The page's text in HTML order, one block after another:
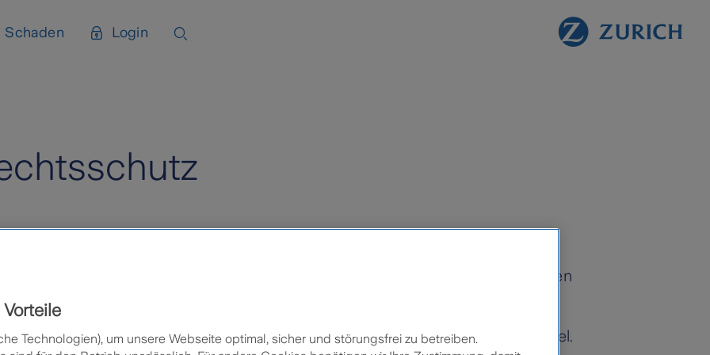
Schaden Login
als gedacht. Oft genügt der bloße Verdacht. Selbst wenn Sie freigesprochen
Rechtsschutz praktisch auf allen Kosten sitzen.
z.B. Sicherheitsbeauftragte, Lagerleiter oder Filialleiter im Lebensmittelhandel.
Technologien), um unsere Webseite optimal, sicher und störungsfrei zu betreiben.